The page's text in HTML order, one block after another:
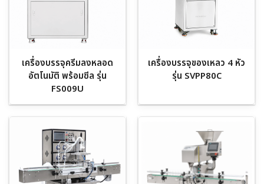
เครื่องบรรจุครีมลงหลอด
อัตโนมัติ พร้อมซีล รุ่น
FS009U
เครื่องบรรจุของเหลว 4 หัว
รุ่น SVPP80C